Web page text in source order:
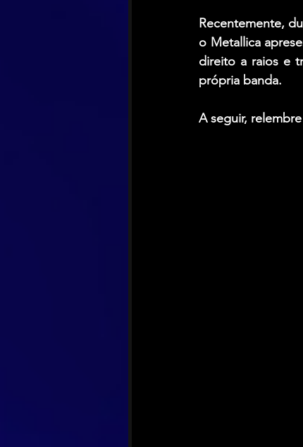
Recentemente,
o Metallica
direito a raios e
própria banda.
A seguir,